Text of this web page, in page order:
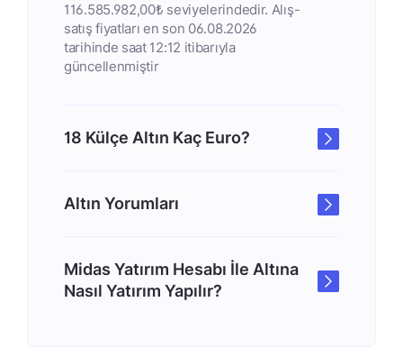
116.585.982,00₺ seviyelerindedir. Alış-
satış fiyatları en son 06.08.2026
tarihinde saat 12:12 itibarıyla
güncellenmiştir
18 Külçe Altın Kaç Euro?
Altın Yorumları
Midas Yatırım Hesabı İle Altına
Nasıl Yatırım Yapılır?